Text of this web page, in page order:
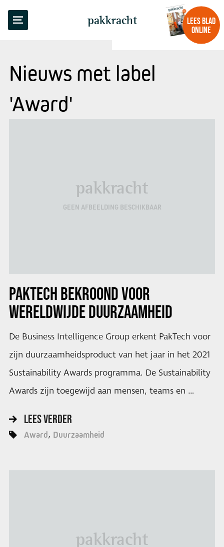
pakkracht
LEES BLAD
ONLINE
Nieuws met label
'Award'
pakkracht
GEEN AFBEELDING BESCHIKBAAR
PAKTECH BEKROOND VOOR
WERELDWIJDE DUURZAAMHEID
De Business Intelligence Group erkent PakTech voor
zijn duurzaamheidsproduct van het jaar in het 2021
Sustainability Awards programma. De Sustainability
Awards zijn toegewijd aan mensen, teams en …
LEES VERDER
Award Duurzaamheid
pakkracht